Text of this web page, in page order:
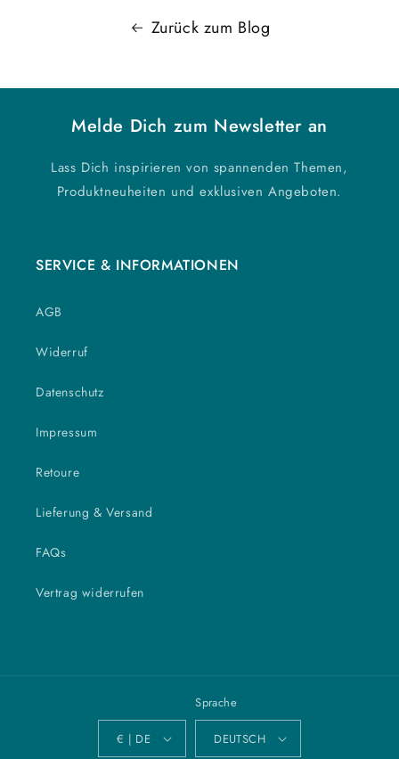
Zurück zum Blog
Melde Dich zum Newsletter an
Lass Dich inspirieren von spannenden Themen,
Produktneuheiten und exklusiven Angeboten.
SERVICE & INFORMATIONEN
AGB
Widerruf
Datenschutz
Impressum
Retoure
Lieferung & Versand
FAQs
Vertrag widerrufen
€ | DE
Sprache
DEUTSCH